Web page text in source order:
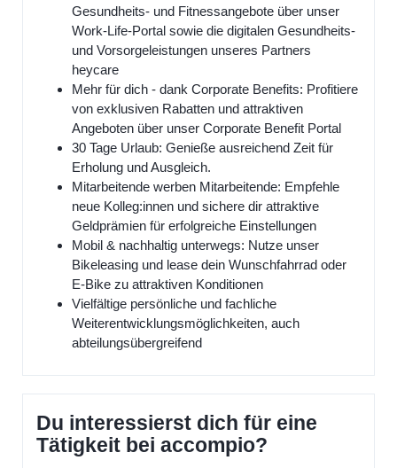
Gesundheits- und Fitnessangebote über unser
Work-Life-Portal sowie die digitalen Gesundheits-
und Vorsorgeleistungen unseres Partners
heycare
Mehr für dich - dank Corporate Benefits: Profitiere
von exklusiven Rabatten und attraktiven
Angeboten über unser Corporate Benefit Portal
30 Tage Urlaub: Genieße ausreichend Zeit für
Erholung und Ausgleich.
Mitarbeitende werben Mitarbeitende: Empfehle
neue Kolleg:innen und sichere dir attraktive
Geldprämien für erfolgreiche Einstellungen
Mobil & nachhaltig unterwegs: Nutze unser
Bikeleasing und lease dein Wunschfahrrad oder
E-Bike zu attraktiven Konditionen
Vielfältige persönliche und fachliche
Weiterentwicklungsmöglichkeiten, auch
abteilungsübergreifend
Du interessierst dich für eine
Tätigkeit bei accompio?